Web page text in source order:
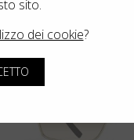
sito.
dei cookie?